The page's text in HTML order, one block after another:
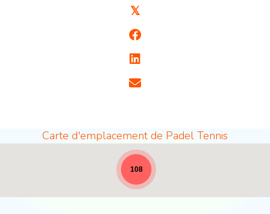
𝕏
Carte d'emplacement de Padel Tennis
Sites de padel - pleine largeur pour les
108